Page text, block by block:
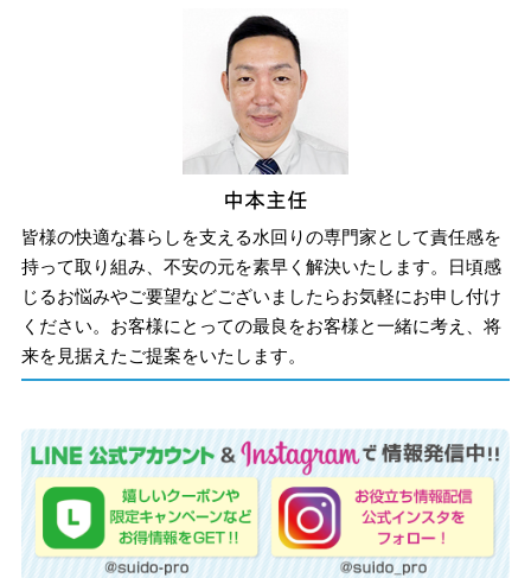
皆様の快適な暮らしを支える水回りの専門家として責任感を
持って取り組み、不安の元を素早く解決いたします。日頃感
じるお悩みやご要望などございましたらお気軽にお申し付け
ください。お客様にとっての最良をお客様と一緒に考え、将
来を見据えたご提案をいたします。